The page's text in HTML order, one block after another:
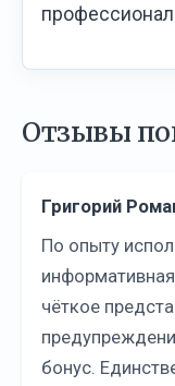
Отзывы
Григорий
По опыту
чёткое
бонус.